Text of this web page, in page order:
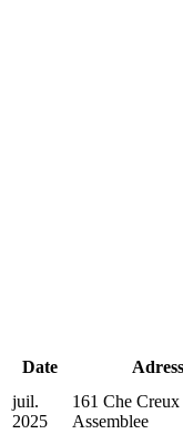
Date
juil.
2025
161 Che
Assemblee